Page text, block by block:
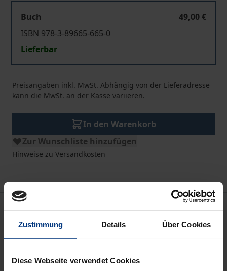
Zustimmung Details Über Cookies
Diese Webseite verwendet Cookies
Buch
49,00 €
ISBN 978-3-89665-665-0
Lieferbar
Preisangaben inkl. MwSt. Abhängig von der Lieferadresse
kann die MwSt. an der Kasse variieren.
In den Warenkorb
Zur Wunschliste hinzufügen
Hinweise zu Versandkosten
Beschreibung
InApologia, Plato first represented Socrates as a
Later, in theTheaetetusand otherdialogues